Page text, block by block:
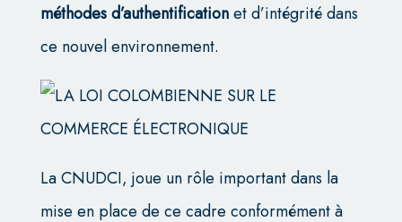
méthodes d’authentificationet d’intégrité dans
ce nouvel environnement.
La CNUDCI, joue un rôle important dans la
mise en place de ce cadre conformément à